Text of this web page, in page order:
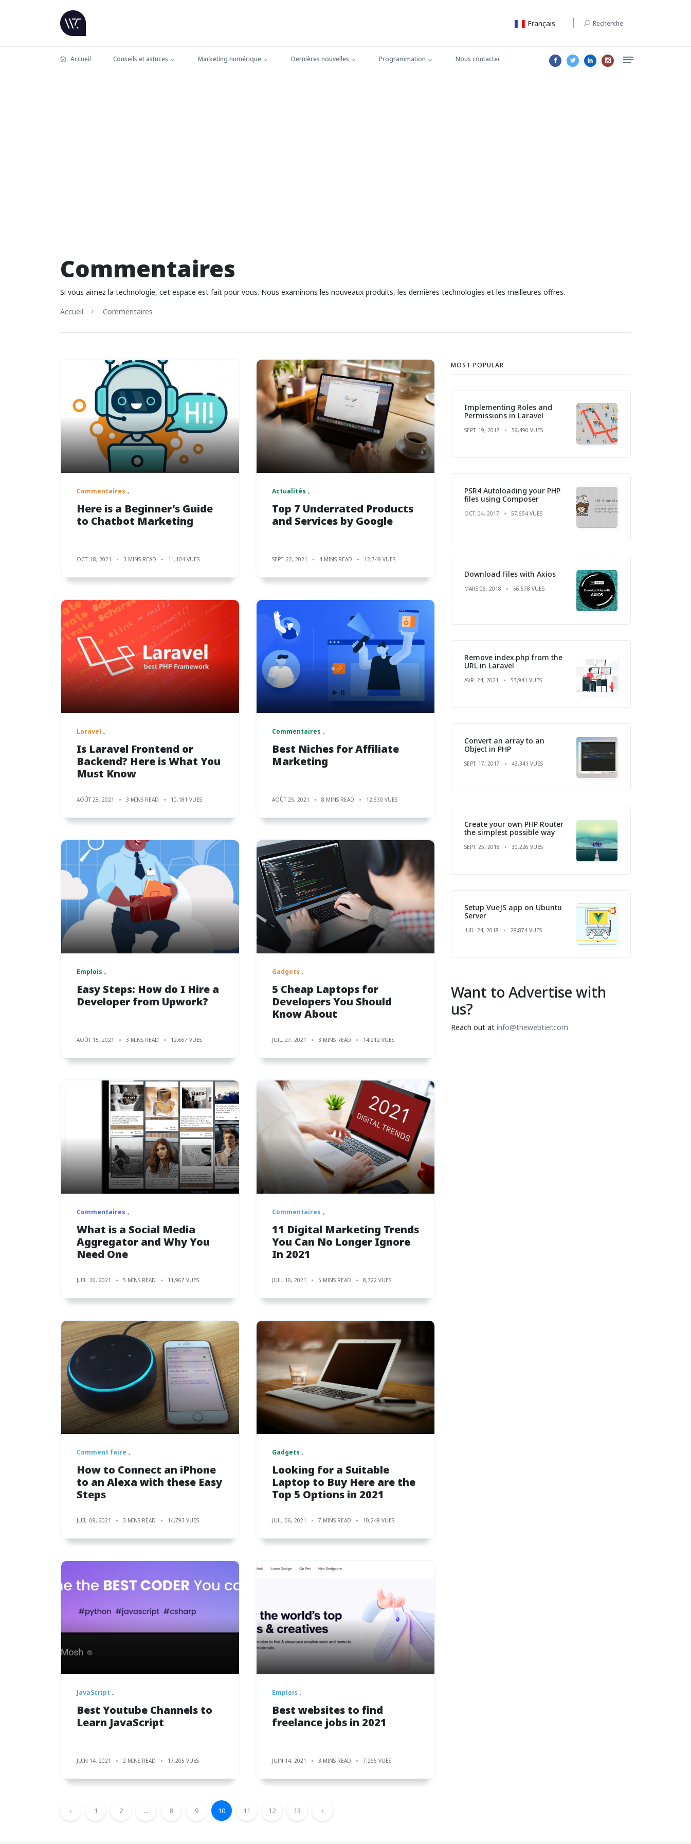
Français Recherche
Accueil Conseils et astuces Marketing numérique Dernières nouvelles Programmation Nous contacter
Commentaires
Si vous aimez la technologie, cet espace est fait pour vous. Nous examinons les nouveaux produits, les dernières technologies et les meilleures offres.
Accueil
Commentaires
Commentaires
Here is a Beginner's Guide
to Chatbot Marketing
OCT. 18, 2021 3 MINS READ 11,104 VUES
Actualités
Top 7 Underrated Products
and Services by Google
SEPT. 22, 2021 4 MINS READ 12,749 VUES
Laravel
Is Laravel Frontend or
Backend? Here is What You
Must Know
AOÛT 28, 2021 3 MINS READ 10,181 VUES
Commentaires
Best Niches for Affiliate
Marketing
AOÛT 25, 2021 8 MINS READ 12,630 VUES
Emplois
Easy Steps: How do I Hire a
Developer from Upwork?
AOÛT 15, 2021 3 MINS READ 12,667 VUES
Gadgets
5 Cheap Laptops for
Developers You Should
Know About
JUIL. 27, 2021 3 MINS READ 14,212 VUES
Commentaires
What‌ ‌is‌ ‌a ‌Social‌ ‌Media‌
‌Aggregator‌ ‌and‌ Why‌ ‌You‌
‌Need‌ ‌One‌
JUIL. 26, 2021 5 MINS READ 11,967 VUES
Commentaires
11 Digital Marketing Trends
You Can No Longer Ignore
In 2021
JUIL. 16, 2021 5 MINS READ 8,322 VUES
Comment faire
How to Connect an iPhone
to an Alexa with these Easy
Steps
JUIL. 08, 2021 3 MINS READ 14,793 VUES
Gadgets
Looking for a Suitable
Laptop to Buy Here are the
Top 5 Options in 2021
JUIL. 06, 2021 7 MINS READ 10,248 VUES
JavaScript
Best Youtube Channels to
Learn JavaScript
JUIN 14, 2021 2 MINS READ 17,205 VUES
Emplois
Best websites to find
freelance jobs in 2021
JUIN 14, 2021 3 MINS READ 7,266 VUES
‹ 1 2 ... 8 9 10 11 12 13 ›
MOST POPULAR
Implementing Roles and
Permissions in Laravel
SEPT. 19, 2017 59,490 VUES
PSR4 Autoloading your PHP
files using Composer
OCT. 04, 2017 57,654 VUES
Download Files with Axios
MARS 06, 2018 56,578 VUES
Remove index.php from the
URL in Laravel
AVR. 24, 2021 53,941 VUES
Convert an array to an
Object in PHP
SEPT. 17, 2017 43,341 VUES
Create your own PHP Router
the simplest possible way
SEPT. 25, 2018 30,226 VUES
Setup VueJS app on Ubuntu
Server
JUIL. 24, 2018 28,874 VUES
Want to Advertise with
us?
Reach out at info@thewebtier.com